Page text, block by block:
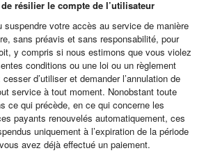
résilier le compte de l’utilisateur
suspendre votre accès au service de manière
sans préavis et sans responsabilité, pour
y compris si nous estimons que vous violez
conditions ou une loi ou un règlement
d’utiliser et demander l’annulation de
service à tout moment. Nonobstant toute
ce qui précède, en ce qui concerne les
payants renouvelés automatiquement, ces
uniquement à l’expiration de la période
avez déjà effectué un paiement.